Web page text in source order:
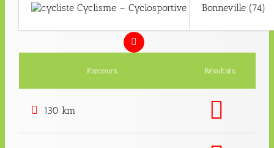
Cyclisme – Cyclosportive Bonneville (74)
Parcours Résultats
130 km